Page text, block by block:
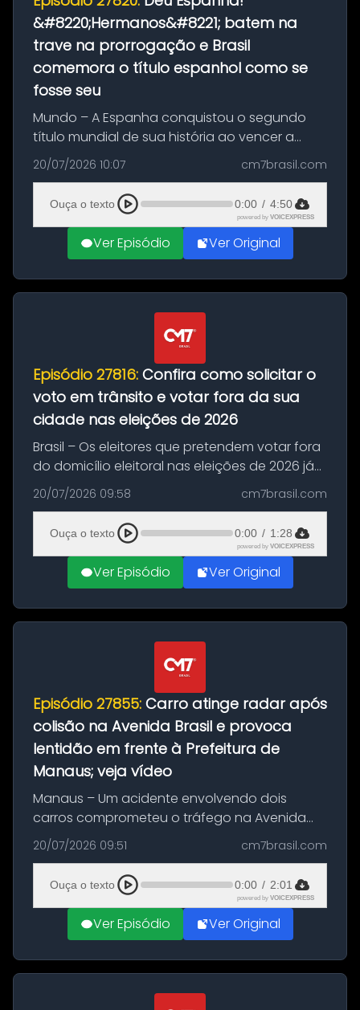
&#8220;Hermanos&#8221; batem na
trave na prorrogação e Brasil
comemora o título espanhol como se
fosse seu
Mundo – A Espanha conquistou o segundo
título mundial de sua história ao vencer a
Argentina por 1 a 0, neste domingo (19), na
decisão da Copa do Mundo de 2026. Depois
de um duelo sem gols durante o te...
20/07/2026 10:07 cm7brasil.com
Ouça o texto 0:00 / 4:50
powered by VOICEXPRESS
Ver Episódio Ver Original
Episódio 27816: Confira como solicitar o
voto em trânsito e votar fora da sua
cidade nas eleições de 2026
Brasil – Os eleitores que pretendem votar fora
do domicílio eleitoral nas eleições de 2026 já
podem solicitar o voto em trânsito a partir
desta segunda-feira (20). O pedido pode ser
feito até 20 de ag...
20/07/2026 09:58 cm7brasil.com
Ouça o texto 0:00 / 1:28
powered by VOICEXPRESS
Ver Episódio Ver Original
Episódio 27855: Carro atinge radar após
colisão na Avenida Brasil e provoca
lentidão em frente à Prefeitura de
Manaus; veja vídeo
Manaus – Um acidente envolvendo dois
carros comprometeu o tráfego na Avenida
Brasil durante a manhã desta segunda-feira
(20), em frente ao complexo da Prefeitura de
Manaus, na Zona Oeste. A batida ter...
20/07/2026 09:51 cm7brasil.com
Ouça o texto 0:00 / 2:01
powered by VOICEXPRESS
Ver Episódio Ver Original